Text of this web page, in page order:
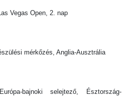
Vegas Open, 2. nap
mérkőzés, Anglia-Ausztrália
bajnoki selejtező, Észtország-